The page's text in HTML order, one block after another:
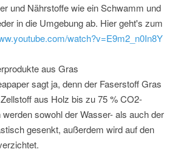
und Nährstoffe wie ein Schwamm und
in die Umgebung ab. Hier geht's zum
watch?v=E9m2_n0In8Y
aus Gras
sagt ja, denn der Faserstoff Gras
aus Holz bis zu 75 % CO2-
sowohl der Wasser- als auch der
gesenkt, außerdem wird auf den